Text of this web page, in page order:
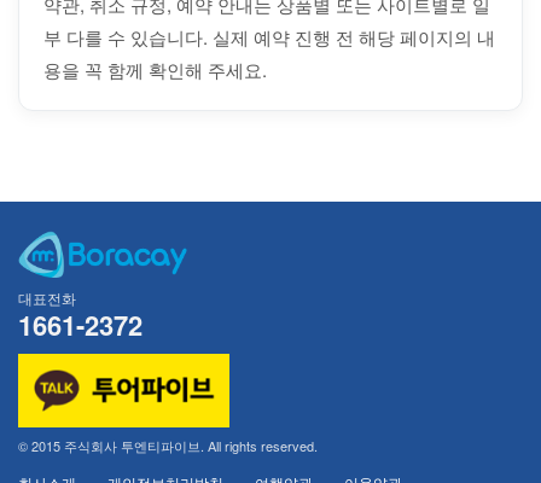
부 다를 수 있습니다. 실제 예약 진행 전 해당 페이지의 내
용을 꼭 함께 확인해 주세요.
대표전화
1661-2372
© 2015 주식회사 투엔티파이브. All rights reserved.